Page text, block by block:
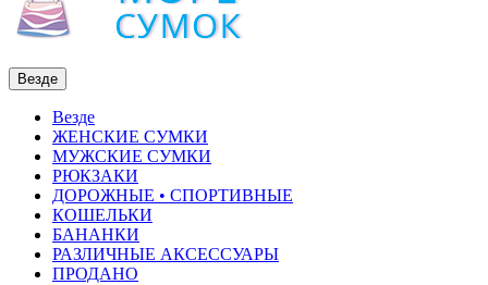
Везде
Везде
ЖЕНСКИЕ СУМКИ
МУЖСКИЕ СУМКИ
РЮКЗАКИ
ДОРОЖНЫЕ • СПОРТИВНЫЕ
КОШЕЛЬКИ
БАНАНКИ
РАЗЛИЧНЫЕ АКСЕССУАРЫ
ПРОДАНО